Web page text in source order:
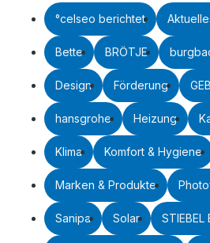
°celseo berichtet
Bette BRÖTJE
Design Förderung
hansgrohe Heizung
Klima Komfort & Hygiene
Marken & Produkte
Sanipa Solar STIEBEL